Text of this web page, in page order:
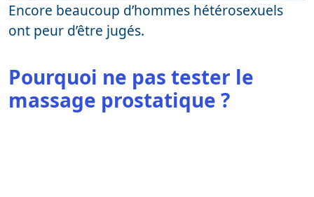
Encore beaucoup d’hommes hétérosexuels
ont peur d’être jugés.
Pourquoi ne pas tester le
massage prostatique ?